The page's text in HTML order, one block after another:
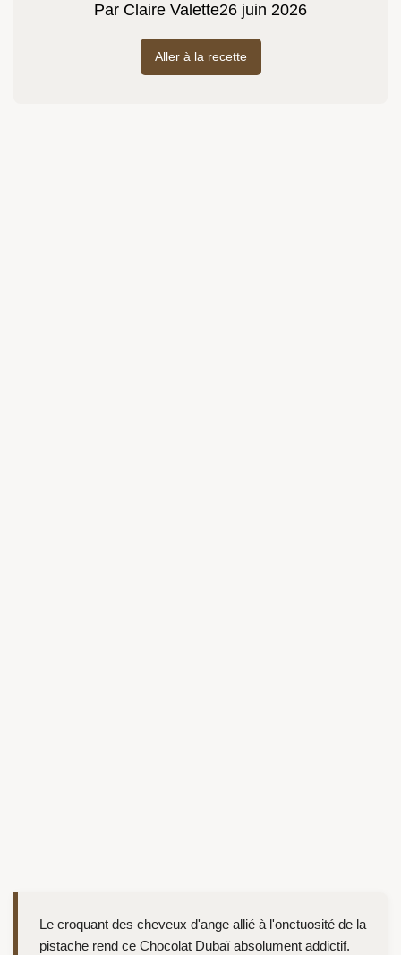
Par Claire Valette26 juin 2026
Aller à la recette
Le croquant des cheveux d'ange allié à l'onctuosité de la
pistache rend ce Chocolat Dubaï absolument addictif.